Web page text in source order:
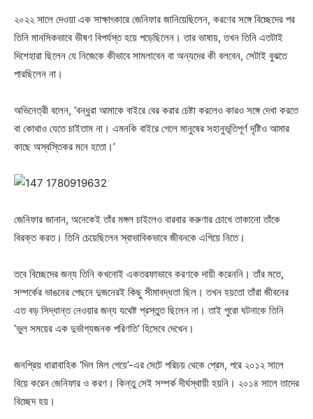
২০২২ সালে দেওয়া এক সাক্ষাৎকারে জেনিফার জানিয়েছিলেন, করণের সঙ্গে বিচ্ছেদের পর
তিনি মানসিকভাবে ভীষণ বিপর্যস্ত হয়ে পড়েছিলেন। তার ভাষায়, তখন তিনি এতটাই
দিশেহারা ছিলেন যে নিজেকে কীভাবে সামলাবেন বা অন্যদের কী বলবেন, সেটাই বুঝতে
পারছিলেন না।
অভিনেত্রী বলেন, ‘বন্ধুরা আমাকে বাইরে বের করার চেষ্টা করলেও কারও সঙ্গে দেখা করতে
বা কোথাও যেতে চাইতাম না। এমনকি বাইরে গেলে মানুষের সহানুভূতিপূর্ণ দৃষ্টিও আমার
কাছে অস্বস্তিকর মনে হতো।’
জেনিফার জানান, অনেকেই তাঁর মঙ্গল চাইলেও বারবার করুণার চোখে তাকানো তাঁকে
বিরক্ত করত। তিনি চেয়েছিলেন স্বাভাবিকভাবে জীবনকে এগিয়ে নিতে।
তবে বিচ্ছেদের জন্য তিনি কখনোই একতরফাভাবে করণকে দায়ী করেননি। তাঁর মতে,
সম্পর্কের ভাঙনের পেছনে দুজনেরই কিছু সীমাবদ্ধতা ছিল। তখন হয়তো তাঁরা জীবনের
এত বড় সিদ্ধান্ত নেওয়ার জন্য যথেষ্ট প্রস্তুত ছিলেন না। তাই পুরো ঘটনাকে তিনি
‘ভুল সময়ের এক দুর্ভাগ্যজনক পরিণতি’ হিসেবে দেখেন।
জনপ্রিয় ধারাবাহিক ‘দিল মিল গেয়ে’-এর সেটে পরিচয় থেকে প্রেম, পরে ২০১২ সালে
বিয়ে করেন জেনিফার ও করণ। কিন্তু সেই সম্পর্ক দীর্ঘস্থায়ী হয়নি। ২০১৪ সালে তাদের
বিচ্ছেদ হয়।